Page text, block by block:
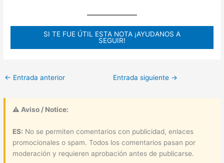
SI TE FUE ÚTIL ESTA NOTA ¡AYUDANOS A
SEGUIR!
← Entrada anterior Entrada siguiente →
⚠ Aviso / Notice:
ES: No se permiten comentarios con publicidad, enlaces
promocionales o spam. Todos los comentarios pasan por
moderación y requieren aprobación antes de publicarse.